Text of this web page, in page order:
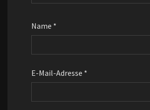
Name *
E-Mail-Adresse *